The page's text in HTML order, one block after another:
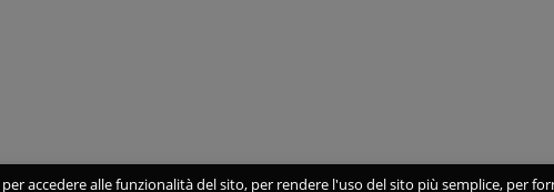
accedere alle funzionalità del sito, per rendere l'uso del sito più semplice, per